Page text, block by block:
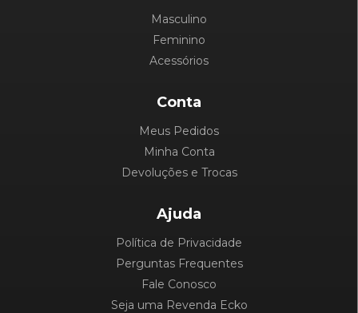
Masculino
Feminino
Acessórios
Conta
Meus Pedidos
Minha Conta
Devoluções e Trocas
Ajuda
Política de Privacidade
Perguntas Frequentes
Fale Conosco
Seja uma Revenda Ecko